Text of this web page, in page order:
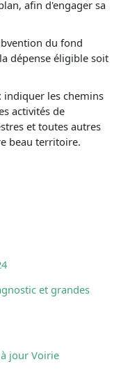
afin d'engager sa
du fond
dépense éligible soit
indiquer les chemins
activités de
et toutes autres
beau territoire.
et grandes
jour Voirie